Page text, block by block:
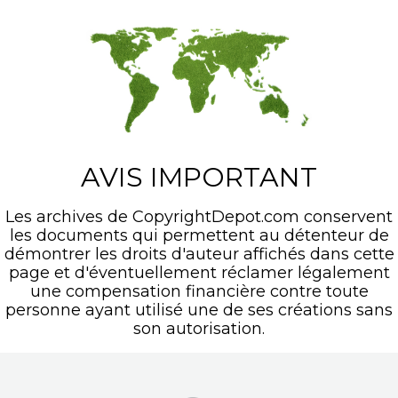
AVIS IMPORTANT
Les archives de CopyrightDepot.com conservent
les documents qui permettent au détenteur de
démontrer les droits d'auteur affichés dans cette
page et d'éventuellement réclamer légalement
une compensation financière contre toute
personne ayant utilisé une de ses créations sans
son autorisation.